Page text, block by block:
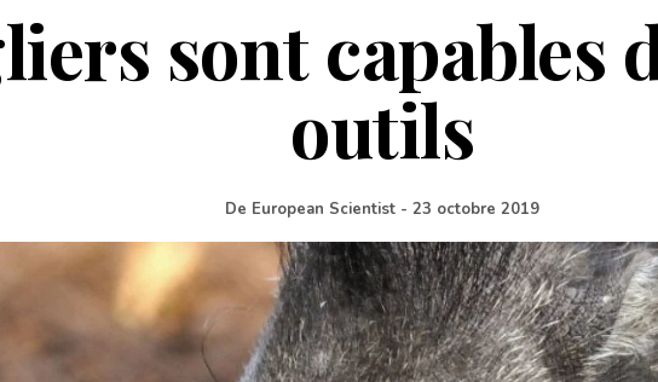
sont capables
outils
De European Scientist - 23 octobre 2019